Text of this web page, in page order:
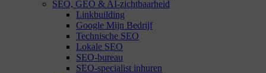
SEO, GEO & AI-zichtbaarheid
Linkbuilding
Google Mijn Bedrijf
Technische SEO
Lokale SEO
SEO-bureau
SEO-specialist inhuren